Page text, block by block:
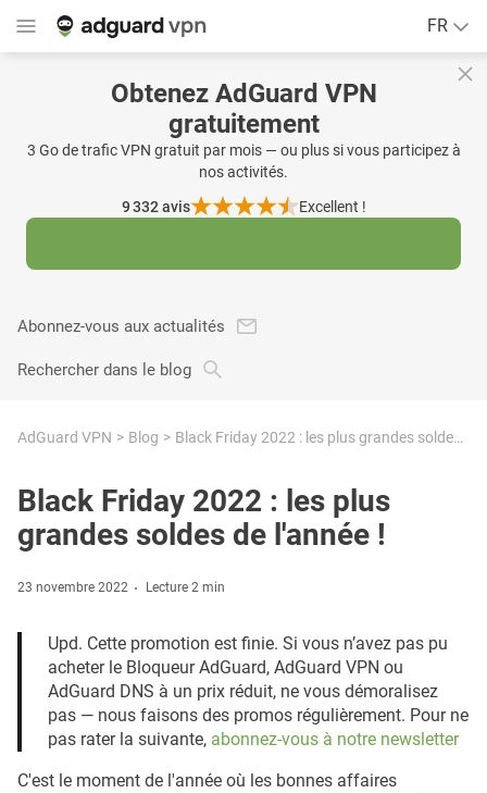
FR
Obtenez AdGuard VPN
gratuitement
3 Go de trafic VPN gratuit par mois — ou plus si vous participez à
nos activités.
9 332avis Excellent !
Abonnez-vous aux actualités
Rechercher dans le blog
AdGuard VPN Blog Black Friday 2022 : les plus grandes soldes de l'année !
Black Friday 2022 : les plus
grandes soldes de l'année !
23 novembre 2022 Lecture 2 min
Upd. Cette promotion est finie. Si vous n’avez pas pu
acheter le Bloqueur AdGuard, AdGuard VPN ou
AdGuard DNS à un prix réduit, ne vous démoralisez
pas — nous faisons des promos régulièrement. Pour ne
pas rater la suivante, abonnez-vous à notre newsletter
C'est le moment de l'année où les bonnes affaires